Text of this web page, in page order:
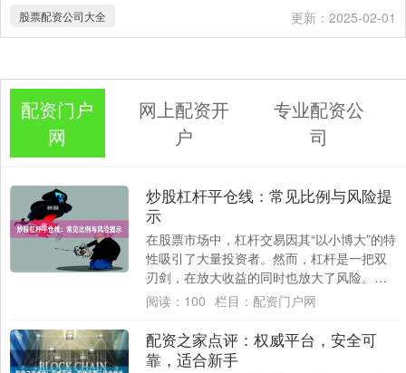
股票配资公司大全 更新：2025-02-01
配资门户
网
网上配资开
户
专业配资公
司
炒股杠杆平仓线：常见比例与风险提
示
在股票市场中，杠杆交易因其“以小博大”的特
性吸引了大量投资者。然而，杠杆是一把双
刃剑，在放大收益的同时也放大了风险。其
中专业配资公司，**平仓线**是杠杆交易中....
阅读： 100 栏目： 配资门户网
配资之家点评：权威平台，安全可
靠，适合新手